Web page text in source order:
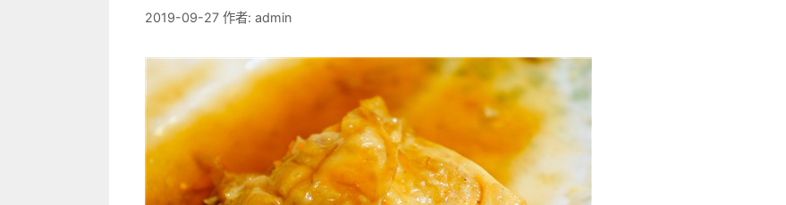
2019-09-27 作者: admin